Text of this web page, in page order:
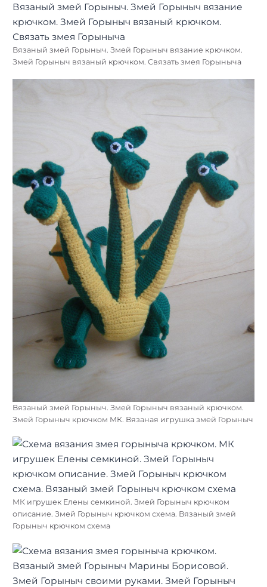
Вязаный змей Горыныч. Змей Горыныч вязание крючком.
Змей Горыныч вязаный крючком. Связать змея Горыныча
Вязаный змей Горыныч. Змей Горыныч вязаный крючком.
Змей Горыныч крючком МК. Вязаная игрушка змей Горыныч
МК игрушек Елены семкиной. Змей Горыныч крючком
описание. Змей Горыныч крючком схема. Вязаный змей
Горыныч крючком схема